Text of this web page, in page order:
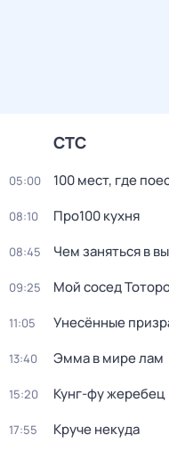
СТС
05:00 100 мест, гдe
08:10 Про100 кухня
08:45 Чем заняться в
09:25 Мой сосед
11:05 Унесённые
13:40 Эмма в мире лам
15:20 Кунг-фу жеребец
17:55 Круче некуда